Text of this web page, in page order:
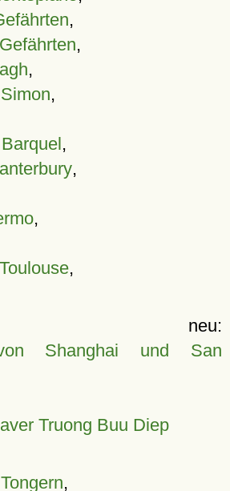
,
,
,
,
,
,
,
,
Shanghai und San
Truong Buu Diep
,